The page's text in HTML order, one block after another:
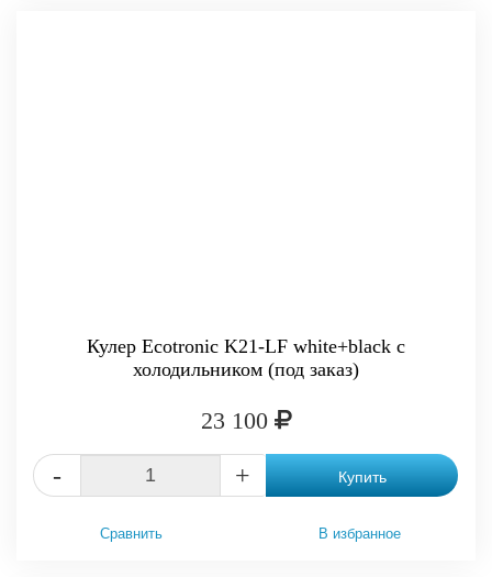
Кулер Ecotronic K21-LF white+black с
холодильником (под заказ)
23 100
- + Купить
Сравнить В избранное